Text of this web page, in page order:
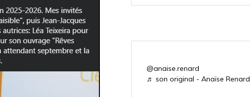
@anaise.renard
♬ son original - Anaïse Renard